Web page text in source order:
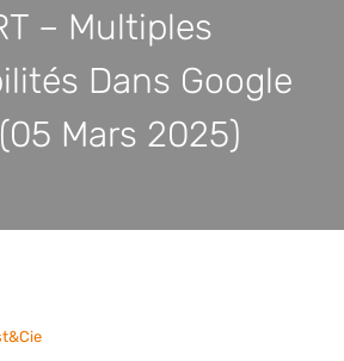
– Multiples
Dans Google
Mars 2025)